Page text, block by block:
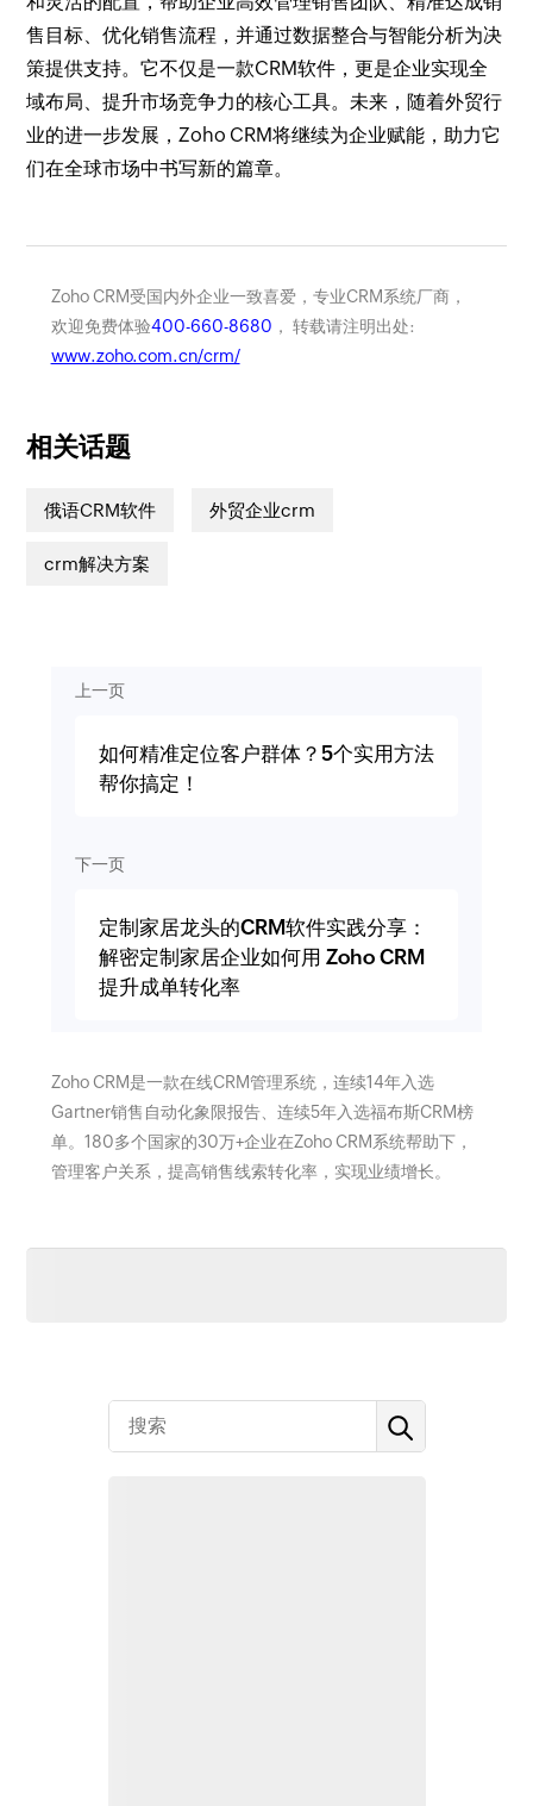
售目标、优化销售流程，并通过数据整合与智能分析为决
策提供支持。它不仅是一款CRM软件，更是企业实现全
域布局、提升市场竞争力的核心工具。未来，随着外贸行
业的进一步发展，Zoho CRM将继续为企业赋能，助力它
们在全球市场中书写新的篇章。
Zoho CRM受国内外企业一致喜爱，专业CRM系统厂商，
欢迎免费体验400-660-8680 ， 转载请注明出处:
www.zoho.com.cn/crm/
相关话题
俄语CRM软件 外贸企业crm
crm解决方案
上一页
如何精准定位客户群体？5个实用方法
帮你搞定！
下一页
定制家居龙头的CRM软件实践分享：
解密定制家居企业如何用 Zoho CRM
提升成单转化率
Zoho CRM是一款在线CRM管理系统，连续14年入选
Gartner销售自动化象限报告、连续5年入选福布斯CRM榜
单。180多个国家的30万+企业在Zoho CRM系统帮助下，
管理客户关系，提高销售线索转化率，实现业绩增长。